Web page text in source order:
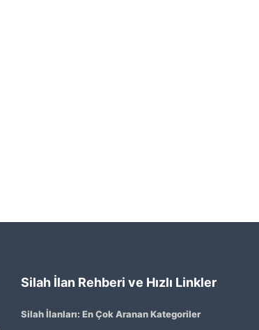
Silah İlan Rehberi ve Hızlı Linkler
Silah İlanları: En Çok Aranan Kategoriler